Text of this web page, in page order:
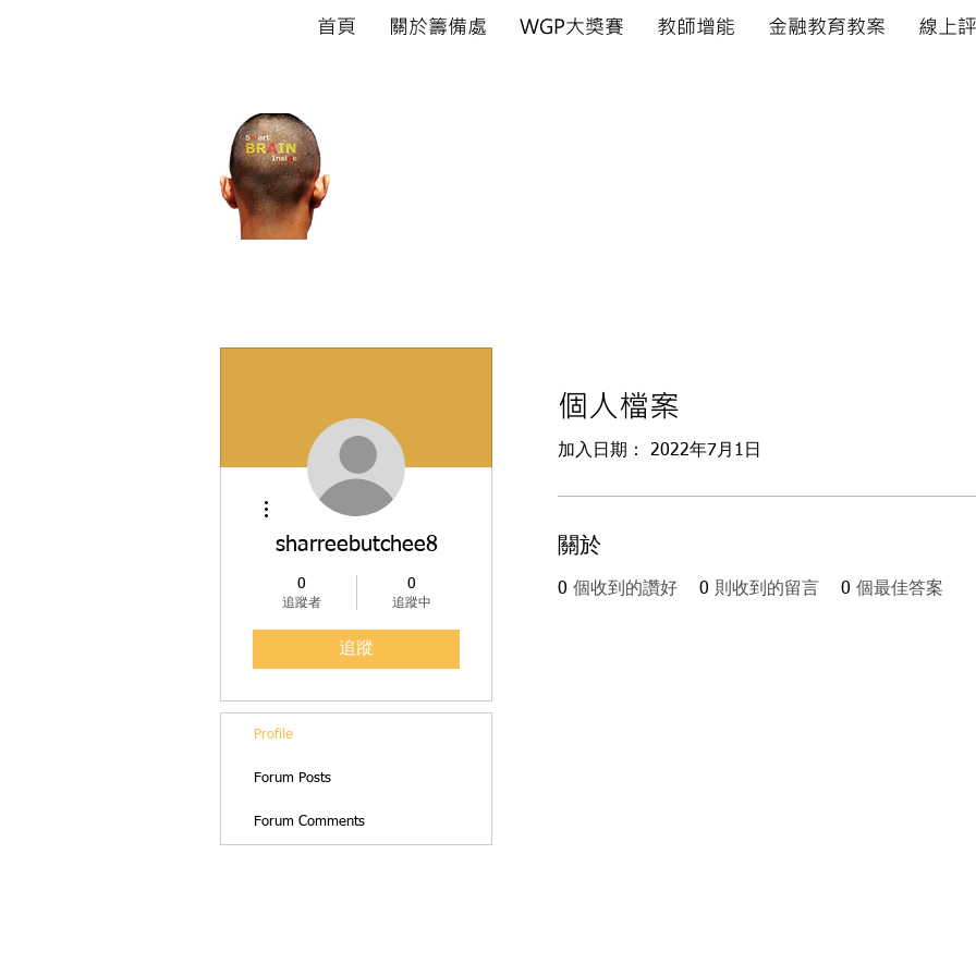
首頁 關於籌備處 WGP大獎賽 教師增能 金融教育教案 線上
個人檔案
加入日期： 2022年7月1日
關於
0 個收到的讚好 0 則收到的留言 0 個最佳答案
sharreebutchee8
0
追蹤者
0
追蹤中
追蹤
更多動作
Profile
Forum Posts
Forum Comments